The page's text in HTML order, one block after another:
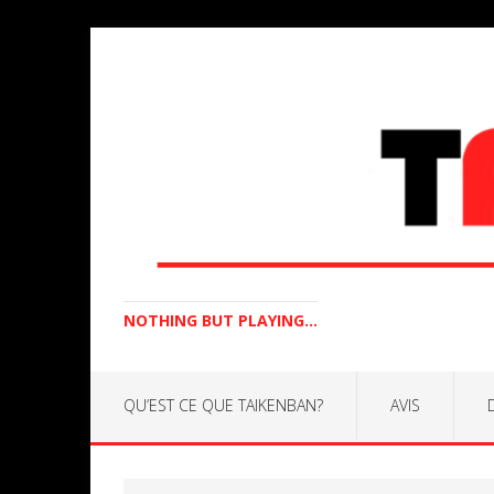
NOTHING BUT PLAYING...
QU’EST CE QUE TAIKENBAN? AVIS